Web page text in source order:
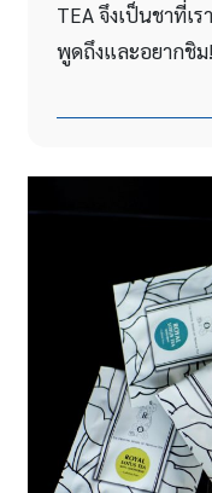
TEA จึงเป็นชาที่เ
พูดถึงและอยากชิม!